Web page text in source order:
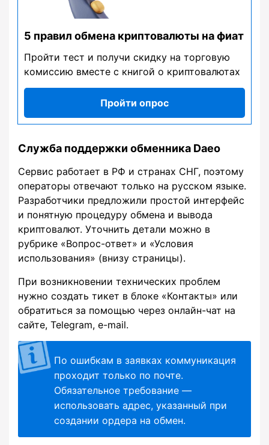
5 правил обмена криптовалюты на фиат
Пройти тест и получи скидку на торговую
комиссию вместе с книгой о криптовалютах
Пройти опрос
Служба поддержки обменника Daeo
Сервис работает в РФ и странах СНГ, поэтому
операторы отвечают только на русском языке.
Разработчики предложили простой интерфейс
и понятную процедуру обмена и вывода
криптовалют. Уточнить детали можно в
рубрике «Вопрос-ответ» и «Условия
использования» (внизу страницы).
При возникновении технических проблем
нужно создать тикет в блоке «Контакты» или
обратиться за помощью через онлайн-чат на
сайте, Telegram, e-mail.
По ошибкам в заявках коммуникация
проходит только по почте.
Обязательное требование —
использовать адрес, указанный при
создании ордера на обмен.